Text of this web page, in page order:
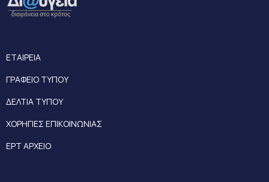
ΕΤΑΙΡΕΙΑ
ΓΡΑΦΕΙΟ ΤΥΠΟΥ
ΔΕΛΤΙΑ ΤΥΠΟΥ
ΧΟΡΗΓΙΕΣ ΕΠΙΚΟΙΝΩΝΙΑΣ
ΕΡΤ ΑΡΧΕΙΟ